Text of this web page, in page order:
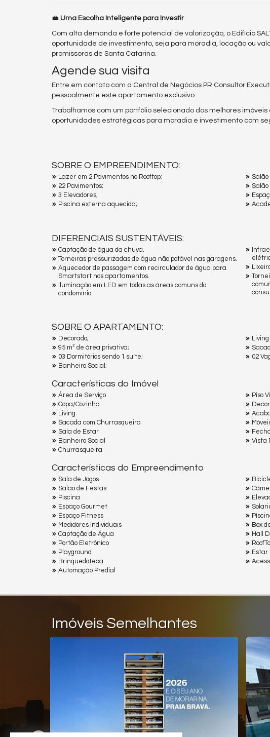
💼 Uma Escolha Inteligente para Investir
Com alta demanda e forte potencial de valorização, o Edifício
oportunidade de investimento, seja para moradia, locação ou
promissoras de Santa Catarina.
Agende sua visita
Entre em contato com a Central de Negócios PR Consultor
pessoalmente este apartamento exclusivo.
Trabalhamos com um portfólio selecionado dos melhores
oportunidades estratégicas para moradia e investimento com
SOBRE O EMPREENDIMENTO:
Lazer em 2 Pavimentos no Rooftop;
22 Pavimentos;
3 Elevadores;
Piscina externa aquecida;
Salão
Salão
DIFERENCIAIS SUSTENTÁVEIS:
Captação de água da chuva.
Torneiras pressurizadas de água não potável nas garagens.
Aquecedor de passagem com recirculador de água para
Smartstart nos apartamentos.
Iluminação em LED em todas as áreas comuns do
condomínio.
SOBRE O APARTAMENTO:
Decorado;
95 m² de área privativa;
03 Dormitórios sendo 1 suíte;
Banheiro Social;
02
Características do Imóvel
Área de Serviço
Copa/Cozinha
Living
Sacada com Churrasqueira
Sala de Estar
Banheiro Social
Churrasqueira
Piso
Vista
Características do Empreendimento
Sala de Jogos
Salão de Festas
Piscina
Espaço Gourmet
Espaço Fitness
Medidores Individuais
Captação de Água
Portão Eletrônico
Playground
Brinquedoteca
Automação Predial
Box
Hall
Estar
Imóveis Semelhantes